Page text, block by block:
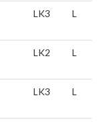
LK3 L
LK2 L
LK3 L